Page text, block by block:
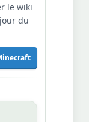
le wiki
du